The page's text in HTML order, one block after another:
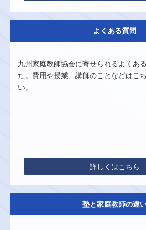
よくある質問
九州家庭教師協会に寄せられるよくあ
た。費用や授業、講師のことなどはこ
い。
詳しくはこちら
塾と家庭教師の違